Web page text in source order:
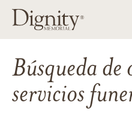
Búsqueda
servicios